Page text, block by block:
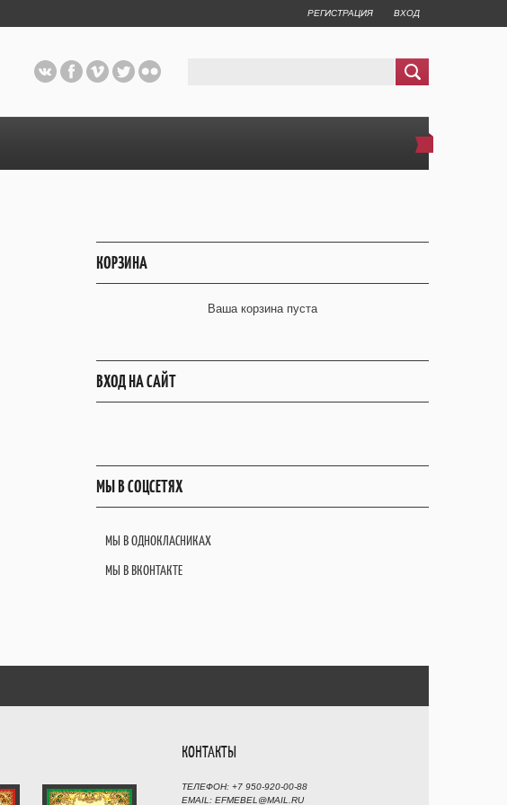
РЕГИСТРАЦИЯ ВХОД
КОРЗИНА
Ваша корзина пуста
ВХОД НА САЙТ
МЫ В СОЦСЕТЯХ
МЫ В ОДНОКЛАСНИКАХ
МЫ В ВКОНТАКТЕ
КОНТАКТЫ
ТЕЛЕФОН: +7 950-920-00-88
EMAIL: EFMEBEL@MAIL.RU